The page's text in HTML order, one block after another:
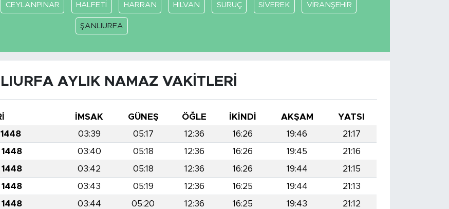
CEYLANPINAR HALFETİ HARRAN HİLVAN SURUÇ SİVEREK VİRANŞEHİR
ŞANLIURFA
AYLIK NAMAZ VAKITLERI
İMSAK GÜNEŞ ÖĞLE İKINDI AKŞAM
YATSI
03:39 05:17 12:36 16:26 19:46
21:17
03:40 05:18 12:36 16:26 19:45
21:16
03:42 05:18 12:36 16:26 19:44
21:15
03:43 05:19 12:36 16:25 19:44
21:13
03:44 05:20 12:36 16:25 19:43
21:12